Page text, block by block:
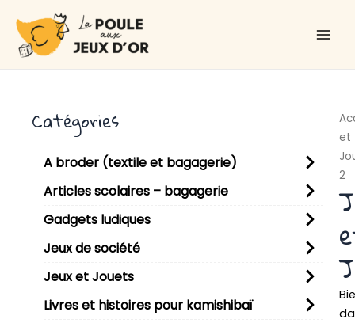
contenu
Catégories
A broder (textile et bagagerie)
Articles scolaires – bagagerie
Gadgets ludiques
Jeux de société
Jeux et Jouets
Livres et histoires pour kamishibaï
et
2